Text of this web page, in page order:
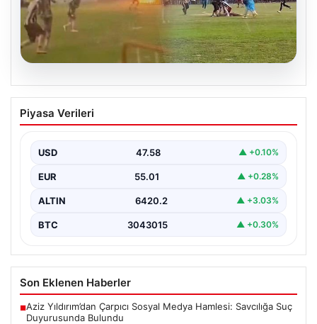
Olmaz denen oldu! Maç sırasında
yıldırım çarptı: O futbolcu hayatını
Piyasa Verileri
USD 47.58 ▲ +0.10%
EUR 55.01 ▲ +0.28%
ALTIN 6420.2 ▲ +3.03%
BTC 3043015 ▲ +0.30%
Son Eklenen Haberler
■Aziz Yıldırım’dan Çarpıcı Sosyal Medya Hamlesi: Savcılığa Suç
Duyurusunda Bulundu